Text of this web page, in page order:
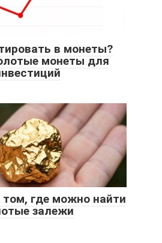
в монеты?
монеты для
где можно найти
залежи